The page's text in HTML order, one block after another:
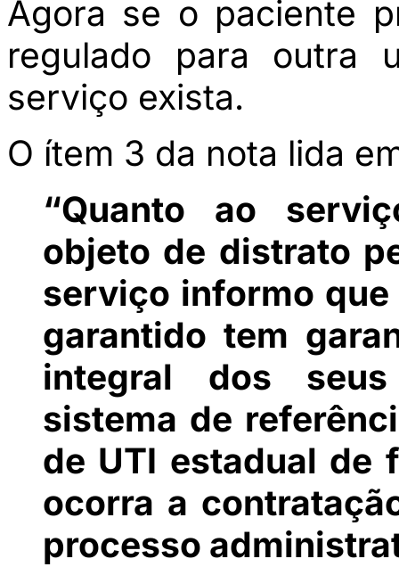
Agora se o paciente
regulado para outra
serviço exista.
O ítem 3 da nota lida
“Quanto ao
objeto de distrato
serviço informo
garantido tem
integral dos
sistema de
de UTI estadual de
ocorra a
processo